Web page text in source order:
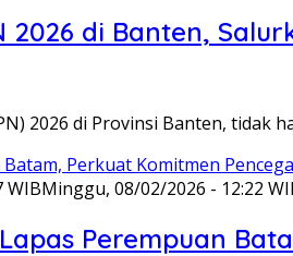
di Banten,
2026 di Provinsi Banten, tidak
WIBMinggu, 08/02/2026 - 12:22
Perempuan